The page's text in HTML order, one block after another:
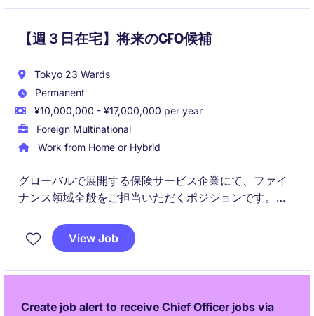
【週３日在宅】将来のCFO候補
Tokyo 23 Wards
Permanent
¥10,000,000 - ¥17,000,000 per year
Foreign Multinational
Work from Home or Hybrid
グローバルで展開する保険サービス企業にて、ファイ
ナンス領域全般をご担当いただくポジションです。会
ームと協力しながら活躍いただけます。
View Job
Create job alert to receive Chief Officer jobs via